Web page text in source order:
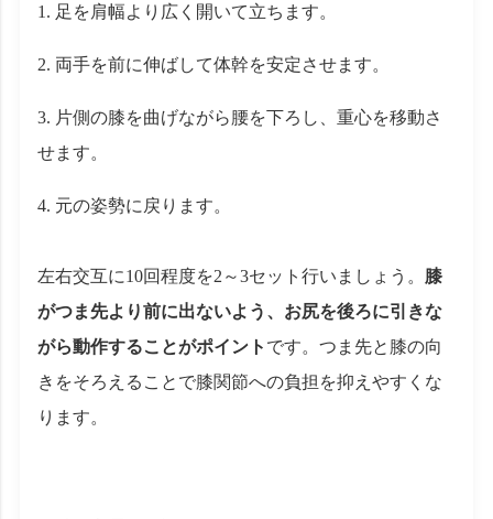
足を肩幅より広く開いて立ちます。
両手を前に伸ばして体幹を安定させます。
片側の膝を曲げながら腰を下ろし、重心を移動さ
せます。
元の姿勢に戻ります。
左右交互に10回程度を2～3セット行いましょう。 膝
がつま先より前に出ないよう、お尻を後ろに引きな
がら動作することがポイント です。つま先と膝の向
きをそろえることで膝関節への負担を抑えやすくな
ります。